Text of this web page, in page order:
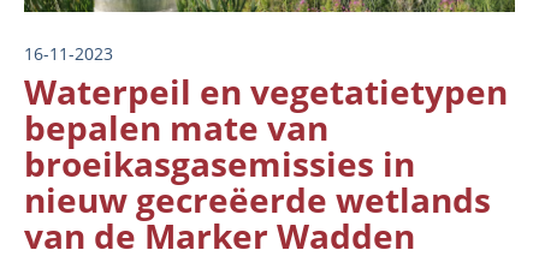
16-11-2023
Waterpeil en vegetatietypen
bepalen mate van
broeikasgasemissies in
nieuw gecreëerde wetlands
van de Marker Wadden